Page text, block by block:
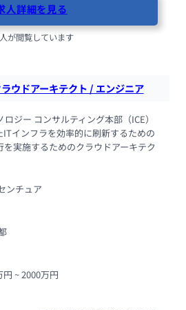
人詳細を見る
が閲覧しています
ラウドアーキテクト / エンジニア
ジー コンサルティング本部（ICE）
インフラを効率的に刷新するための
実施するためのクラウドアーキテク
ンチュア
円 ~ 2000万円